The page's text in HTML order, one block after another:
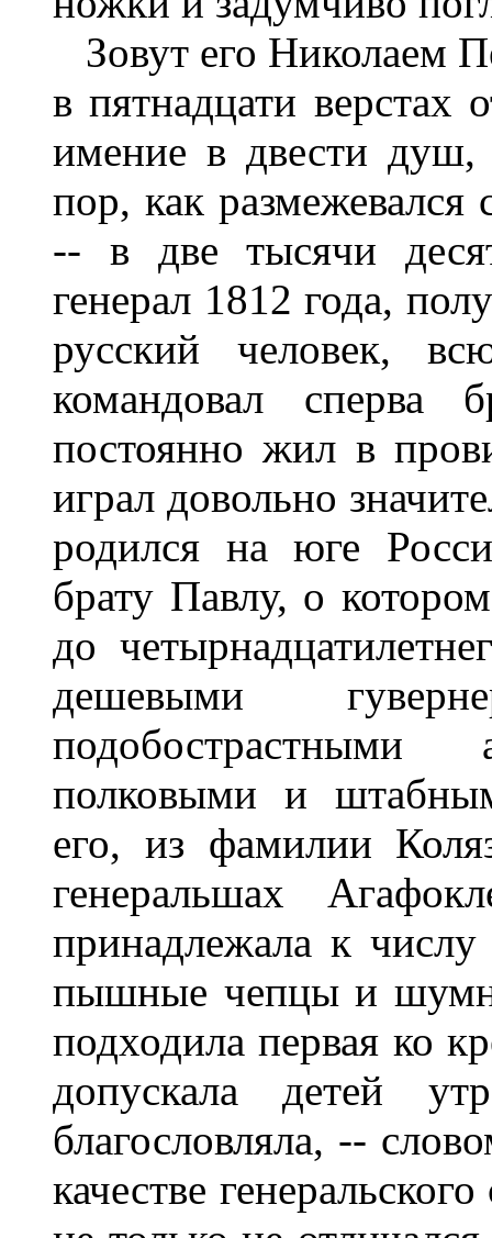
Зовут его Николаем
в пятнадцати верстах
имение в двести душ,
пор, как
-- в две тысячи
генерал 1812 года,
русский человек,
командовал сперва
постоянно жил в
играл довольно
родился на юге
брату Павлу, о
до
дешевыми
полковыми и
его, из фамилии
генеральшах
принадлежала к
пышные чепцы и
подходила первая ко
допускала детей
благословляла, --
качестве